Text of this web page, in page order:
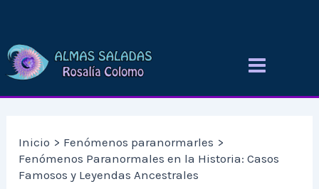
contenido
Inicio
Fenómenos paranormarles
Fenómenos Paranormales en la Historia: Casos
Famosos y Leyendas Ancestrales